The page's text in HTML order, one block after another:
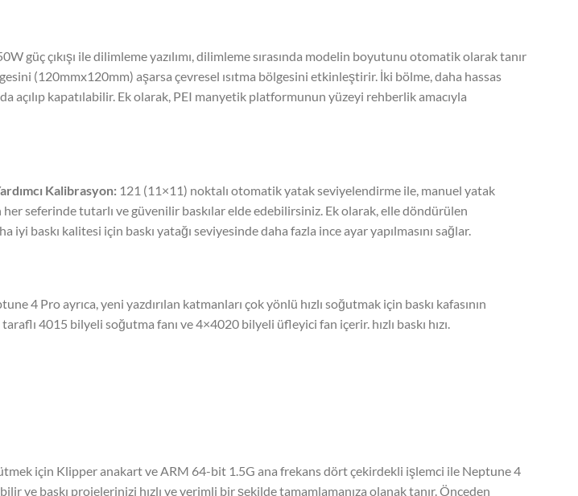
güç çıkışı ile dilimleme yazılımı, dilimleme sırasında modelin boyutunu otomatik olarak tanır
(120mmx120mm) aşarsa çevresel ısıtma bölgesini etkinleştirir. İki bölme, daha hassas
açılıp kapatılabilir. Ek olarak, PEI manyetik platformunun yüzeyi rehberlik amacıyla
Kalibrasyon: 121 (11×11) noktalı otomatik yatak seviyelendirme ile, manuel yatak
seferinde tutarlı ve güvenilir baskılar elde edebilirsiniz. Ek olarak, elle döndürülen
iyi baskı kalitesi için baskı yatağı seviyesinde daha fazla ince ayar yapılmasını sağlar.
4 Pro ayrıca, yeni yazdırılan katmanları çok yönlü hızlı soğutmak için baskı kafasının
4015 bilyeli soğutma fanı ve 4×4020 bilyeli üfleyici fan içerir. hızlı baskı hızı.
için Klipper anakart ve ARM 64-bit 1.5G ana frekans dört çekirdekli işlemci ile Neptune 4
ve baskı projelerinizi hızlı ve verimli bir şekilde tamamlamanıza olanak tanır. Önceden